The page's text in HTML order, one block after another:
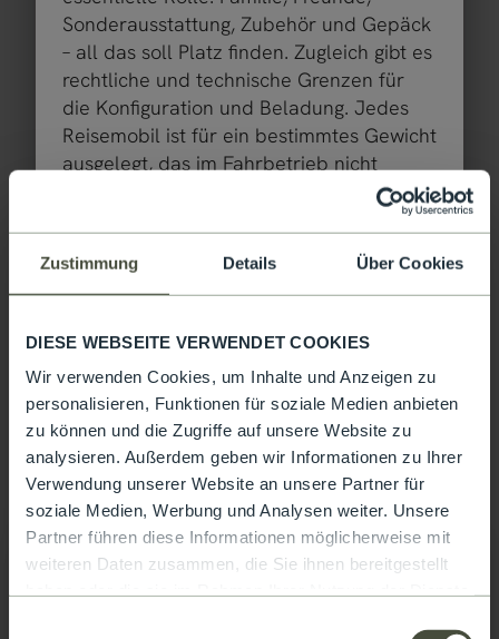
Zustimmung Details Über Cookies
DIESE WEBSEITE VERWENDET COOKIES
Wir verwenden Cookies, um Inhalte und Anzeigen zu
personalisieren, Funktionen für soziale Medien anbieten
zu können und die Zugriffe auf unsere Website zu
analysieren. Außerdem geben wir Informationen zu Ihrer
Verwendung unserer Website an unsere Partner für
soziale Medien, Werbung und Analysen weiter. Unsere
Partner führen diese Informationen möglicherweise mit
weiteren Daten zusammen, die Sie ihnen bereitgestellt
Preis ab Schlafplätze
6,83 m
Länge
3500 kg
Zulässig. Gesamtgewicht
TS 70 LS
59.499 € 2 - 4 Personen
3500 kg
Sonderausstattung, Zubehör und Gepäck
– all das soll Platz finden. Zugleich gibt es
rechtliche und technische Grenzen für
die Konfiguration und Beladung. Jedes
Reisemobil ist für ein bestimmtes Gewicht
ausgelegt, das im Fahrbetrieb nicht
Frage: Wie muss ich mein Fahrzeug
konfigurieren, um Fahrgäste, Gepäck und
Zubehör entsprechend meinen
Bedürfnissen unterzubringen, ohne dass
überschreitet? Um Ihnen diese
Entscheidung zu erleichtern, geben wir
Ihnen nachfolgend einige Hinweise an die
Hand, die für die Auswahl Ihres
Fahrzeugs aus unserem Portfolio
besonders wichtig sind:
Hinweis: